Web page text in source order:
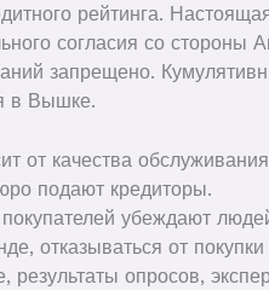
рейтинга.
согласия со стороны
запрещено.
в Вышке.
от качества
подают кредиторы.
убеждают
отказываться от
результаты опросов,